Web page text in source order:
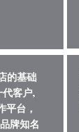
的基础
客户,
平台，
牌知名